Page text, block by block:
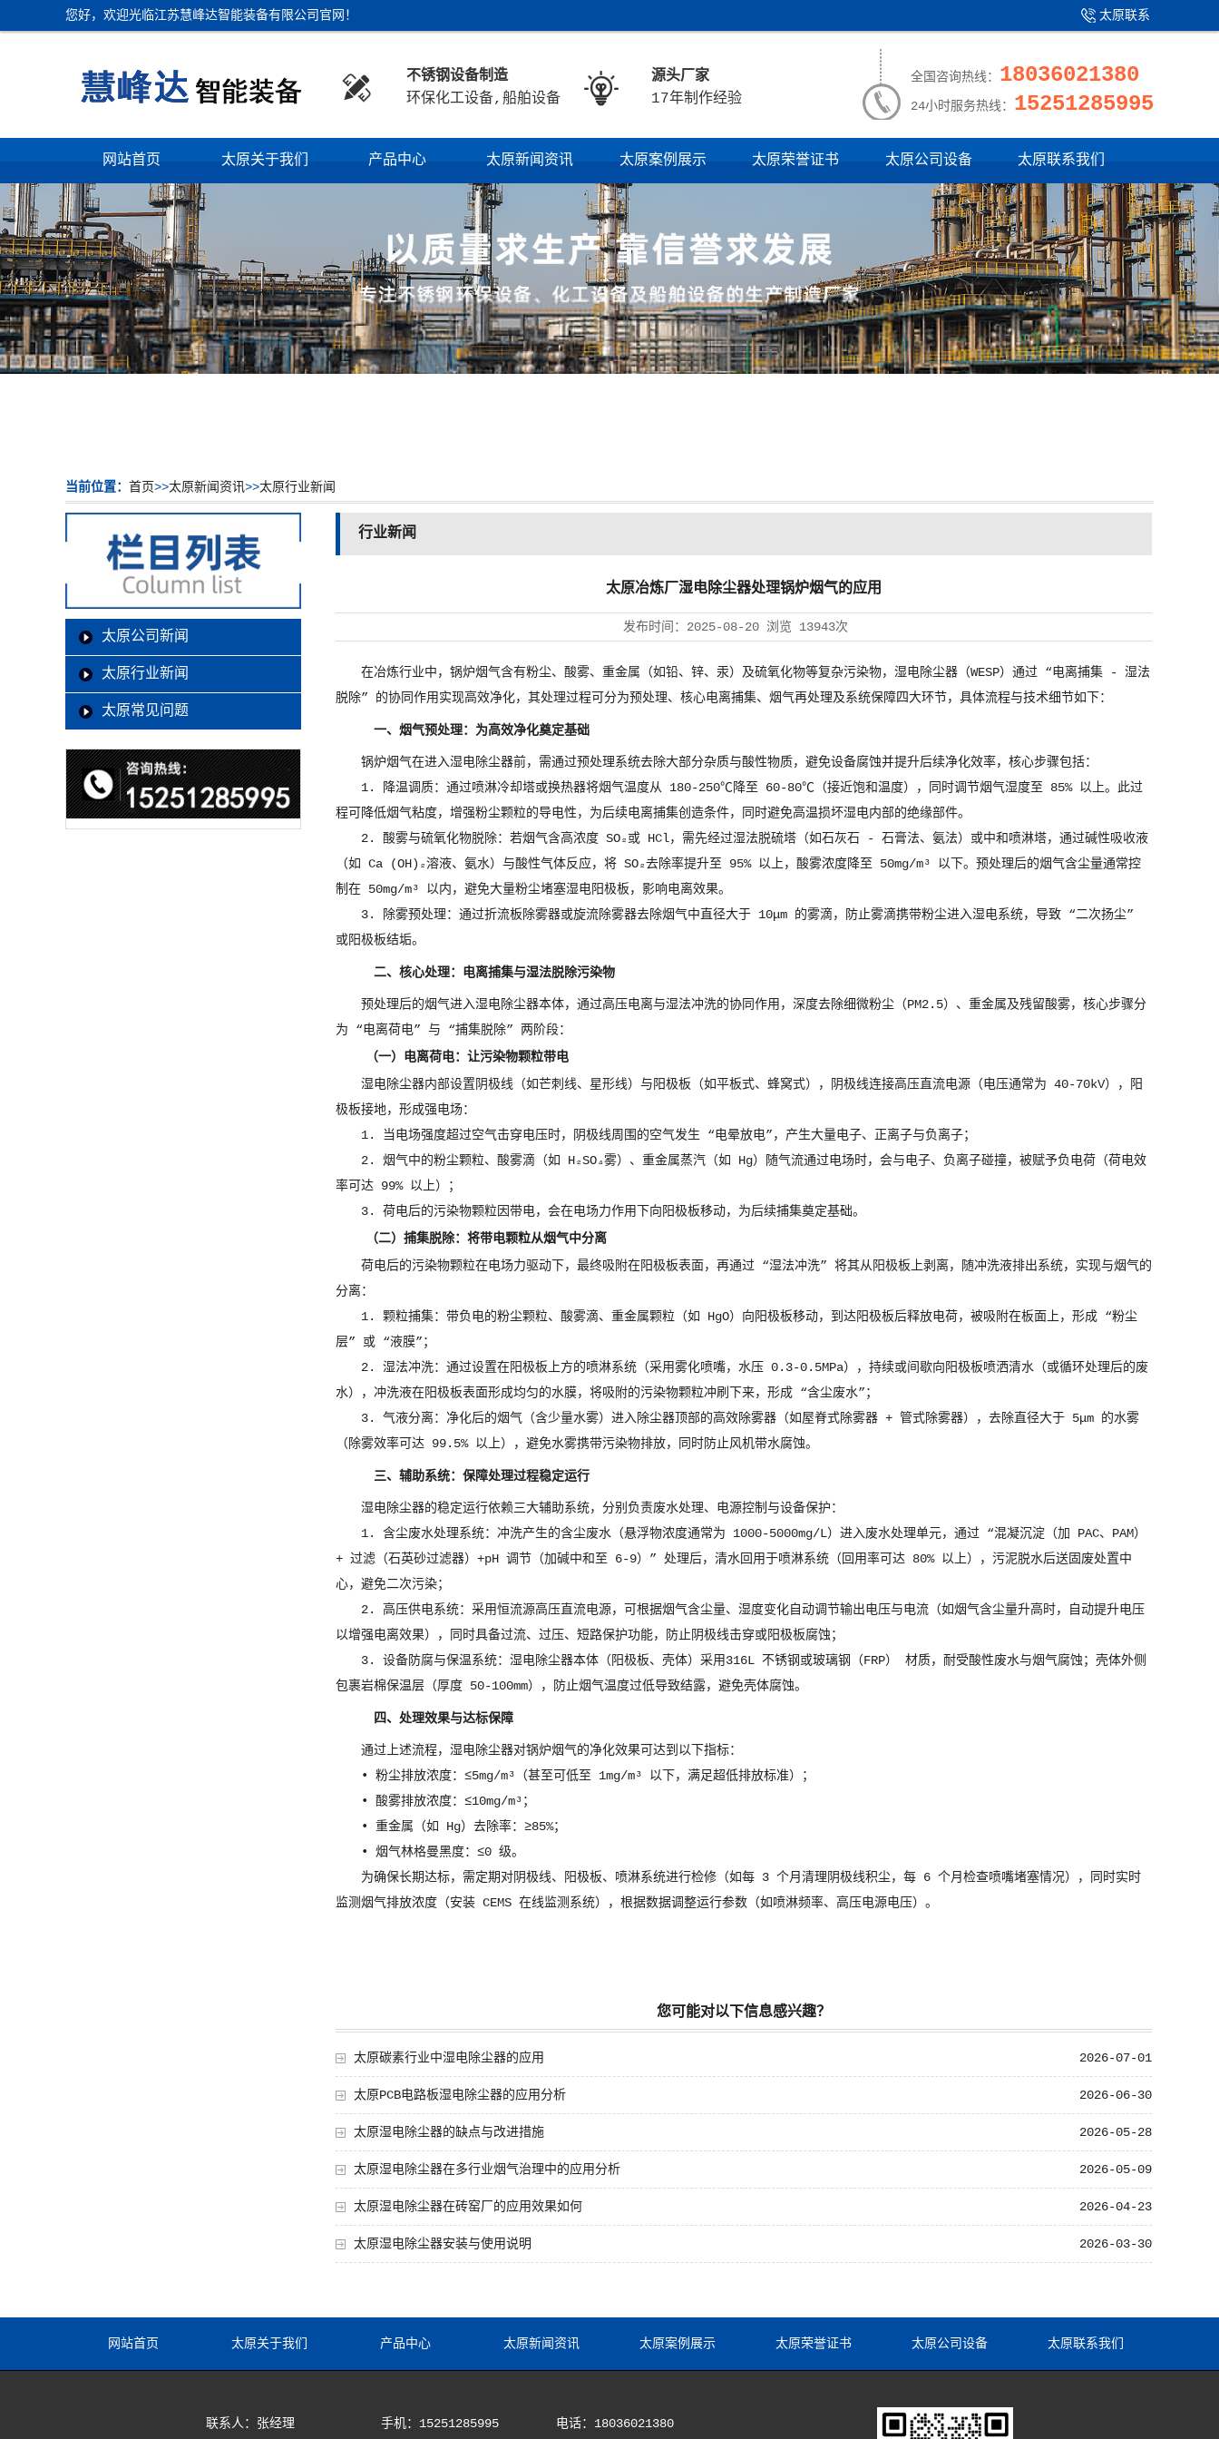
您好，欢迎光临江苏慧峰达智能装备有限公司官网！ 太原联系

不锈钢设备制造
环保化工设备,船舶设备

源头厂家
17年制作经验
全国咨询热线： 18036021380
24小时服务热线： 15251285995
网站首页 太原关于我们 产品中心 太原新闻资讯 太原案例展示 太原荣誉证书 太原公司设备 太原联系我们
当前位置： 首页>>太原新闻资讯>>太原行业新闻
太原公司新闻
太原行业新闻
太原常见问题
行业新闻
太原冶炼厂湿电除尘器处理锅炉烟气的应用
发布时间： 2025-08-20 浏览 13943次
在冶炼行业中，锅炉烟气含有粉尘、酸雾、重金属（如铅、锌、汞）及硫氧化物等复杂污染物，湿电除尘器（WESP）通过 “电离捕集 - 湿法
脱除” 的协同作用实现高效净化，其处理过程可分为预处理、核心电离捕集、烟气再处理及系统保障四大环节，具体流程与技术细节如下：
一、烟气预处理：为高效净化奠定基础
锅炉烟气在进入湿电除尘器前，需通过预处理系统去除大部分杂质与酸性物质，避免设备腐蚀并提升后续净化效率，核心步骤包括：
1. 降温调质：通过喷淋冷却塔或换热器将烟气温度从 180-250℃降至 60-80℃（接近饱和温度），同时调节烟气湿度至 85% 以上。此过
程可降低烟气粘度，增强粉尘颗粒的导电性，为后续电离捕集创造条件，同时避免高温损坏湿电内部的绝缘部件。
2. 酸雾与硫氧化物脱除：若烟气含高浓度 SO₂或 HCl，需先经过湿法脱硫塔（如石灰石 - 石膏法、氨法）或中和喷淋塔，通过碱性吸收液
（如 Ca (OH)₂溶液、氨水）与酸性气体反应，将 SO₂去除率提升至 95% 以上，酸雾浓度降至 50mg/m³ 以下。预处理后的烟气含尘量通常控
制在 50mg/m³ 以内，避免大量粉尘堵塞湿电阳极板，影响电离效果。
3. 除雾预处理：通过折流板除雾器或旋流除雾器去除烟气中直径大于 10μm 的雾滴，防止雾滴携带粉尘进入湿电系统，导致 “二次扬尘”
或阳极板结垢。
二、核心处理：电离捕集与湿法脱除污染物
预处理后的烟气进入湿电除尘器本体，通过高压电离与湿法冲洗的协同作用，深度去除细微粉尘（PM2.5）、重金属及残留酸雾，核心步骤分
为 “电离荷电” 与 “捕集脱除” 两阶段：
（一）电离荷电：让污染物颗粒带电
湿电除尘器内部设置阴极线（如芒刺线、星形线）与阳极板（如平板式、蜂窝式），阴极线连接高压直流电源（电压通常为 40-70kV），阳
极板接地，形成强电场：
1. 当电场强度超过空气击穿电压时，阴极线周围的空气发生 “电晕放电”，产生大量电子、正离子与负离子；
2. 烟气中的粉尘颗粒、酸雾滴（如 H₂SO₄雾）、重金属蒸汽（如 Hg）随气流通过电场时，会与电子、负离子碰撞，被赋予负电荷（荷电效
率可达 99% 以上）；
3. 荷电后的污染物颗粒因带电，会在电场力作用下向阳极板移动，为后续捕集奠定基础。
（二）捕集脱除：将带电颗粒从烟气中分离
荷电后的污染物颗粒在电场力驱动下，最终吸附在阳极板表面，再通过 “湿法冲洗” 将其从阳极板上剥离，随冲洗液排出系统，实现与烟气的
分离：
1. 颗粒捕集：带负电的粉尘颗粒、酸雾滴、重金属颗粒（如 HgO）向阳极板移动，到达阳极板后释放电荷，被吸附在板面上，形成 “粉尘
层” 或 “液膜”；
2. 湿法冲洗：通过设置在阳极板上方的喷淋系统（采用雾化喷嘴，水压 0.3-0.5MPa），持续或间歇向阳极板喷洒清水（或循环处理后的废
水），冲洗液在阳极板表面形成均匀的水膜，将吸附的污染物颗粒冲刷下来，形成 “含尘废水”；
3. 气液分离：净化后的烟气（含少量水雾）进入除尘器顶部的高效除雾器（如屋脊式除雾器 + 管式除雾器），去除直径大于 5μm 的水雾
（除雾效率可达 99.5% 以上），避免水雾携带污染物排放，同时防止风机带水腐蚀。
三、辅助系统：保障处理过程稳定运行
湿电除尘器的稳定运行依赖三大辅助系统，分别负责废水处理、电源控制与设备保护：
1. 含尘废水处理系统：冲洗产生的含尘废水（悬浮物浓度通常为 1000-5000mg/L）进入废水处理单元，通过 “混凝沉淀（加 PAC、PAM）
+ 过滤（石英砂过滤器）+pH 调节（加碱中和至 6-9）” 处理后，清水回用于喷淋系统（回用率可达 80% 以上），污泥脱水后送固废处置中
心，避免二次污染；
2. 高压供电系统：采用恒流源高压直流电源，可根据烟气含尘量、湿度变化自动调节输出电压与电流（如烟气含尘量升高时，自动提升电压
以增强电离效果），同时具备过流、过压、短路保护功能，防止阴极线击穿或阳极板腐蚀；
3. 设备防腐与保温系统：湿电除尘器本体（阳极板、壳体）采用316L 不锈钢或玻璃钢（FRP） 材质，耐受酸性废水与烟气腐蚀；壳体外侧
包裹岩棉保温层（厚度 50-100mm），防止烟气温度过低导致结露，避免壳体腐蚀。
四、处理效果与达标保障
通过上述流程，湿电除尘器对锅炉烟气的净化效果可达到以下指标：
• 粉尘排放浓度：≤5mg/m³（甚至可低至 1mg/m³ 以下，满足超低排放标准）；
• 酸雾排放浓度：≤10mg/m³；
• 重金属（如 Hg）去除率：≥85%；
• 烟气林格曼黑度：≤0 级。
为确保长期达标，需定期对阴极线、阳极板、喷淋系统进行检修（如每 3 个月清理阴极线积尘，每 6 个月检查喷嘴堵塞情况），同时实时
监测烟气排放浓度（安装 CEMS 在线监测系统），根据数据调整运行参数（如喷淋频率、高压电源电压）。
您可能对以下信息感兴趣？
2026-07-01
太原碳素行业中湿电除尘器的应用
2026-06-30
太原PCB电路板湿电除尘器的应用分析
2026-05-28
太原湿电除尘器的缺点与改进措施
2026-05-09
太原湿电除尘器在多行业烟气治理中的应用分析
2026-04-23
太原湿电除尘器在砖窑厂的应用效果如何
2026-03-30
太原湿电除尘器安装与使用说明
网站首页 太原关于我们 产品中心 太原新闻资讯 太原案例展示 太原荣誉证书 太原公司设备 太原联系我们
联系人：张经理 手机：15251285995 电话：18036021380